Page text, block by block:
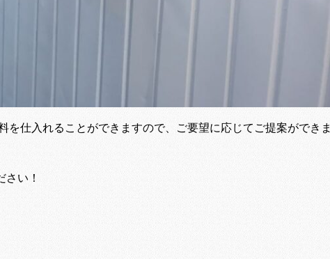
仕入れることができますので、ご要望に応じてご提案ができま
い！